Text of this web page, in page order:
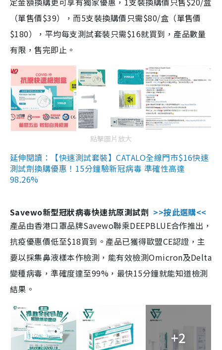
（單售價$39），而5支裝換購價只需$80/盒（單售價
$180），平均每支測試套裝只需$16就買到，產品數量
有限，售完即止。
點擊圖片放大
延伸閱讀：【快速測試套裝】CATALO全線門市$16快速
測試劑換購優惠！15分鐘驗新冠病毒 準確性高達
98.26%
Savewo新型冠狀病毒快速抗原測試劑 >>按此選購<<
產品由香港口罩品牌Savewo聯乘DEEPBLUE合作推出，
抗疫優惠價低至$18買到。產品已獲得歐盟CE認證，主
要以採集鼻液樣本作檢測，能有效檢測Omicron及Delta
變種病毒，準確度達至99%，最快15分鐘就能知道檢測
結果。
+2